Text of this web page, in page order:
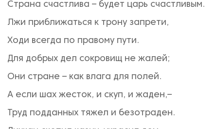
Страна счастлива – будет царь счастливым.
Лжи приближаться к трону запрети,
Ходи всегда по правому пути.
Для добрых дел сокровищ не жалей;
Они стране – как влага для полей.
А если шах жесток, и скуп, и жаден,–
Труд подданных тяжел и безотраден.